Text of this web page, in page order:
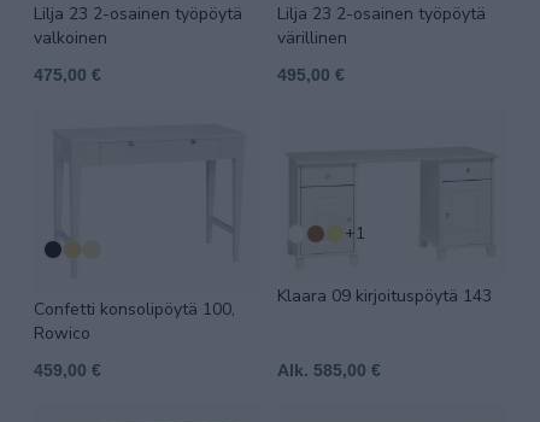
Lilja 23 2-osainen työpöytä
valkoinen
475,00 €
Lilja 23 2-osainen työpöytä
värillinen
495,00 €
Confetti konsolipöytä 100,
Rowico
459,00 €
+1
Klaara 09 kirjoituspöytä 143
Alk. 585,00 €